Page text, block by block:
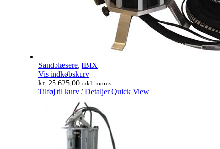
Sandblæsere, IBIX
Vis indkøbskurv
kr. 25.625,00 inkl. moms
Tilføj til kurv/ Detaljer Quick View